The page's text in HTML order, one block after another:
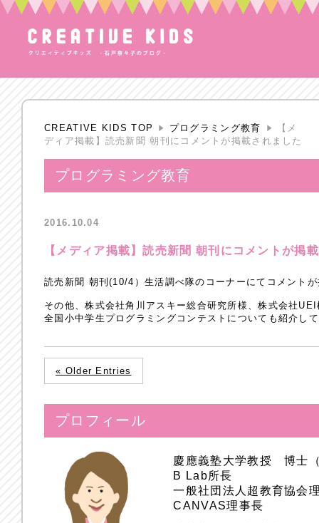
CREATIVE KIDS TOP プログラミング教育
【メ
ディア掲載】読売新聞 朝刊にコメントが掲載されました
プログラミング教育
2016.10.04
【メディア掲載】読売新聞 朝刊にコメントが掲
読売新聞 朝刊(10/4）生活調べ隊のコーナーにてコメント
その他、株式会社角川アスキー総合研究所様、株式会社
全国小中学生プログラミングコンテストについても紹介し
« Older Entries
プロフィール
慶應義塾大学教授 博士
B Lab所長
一般社団法人超教育協会
CANVAS理事長